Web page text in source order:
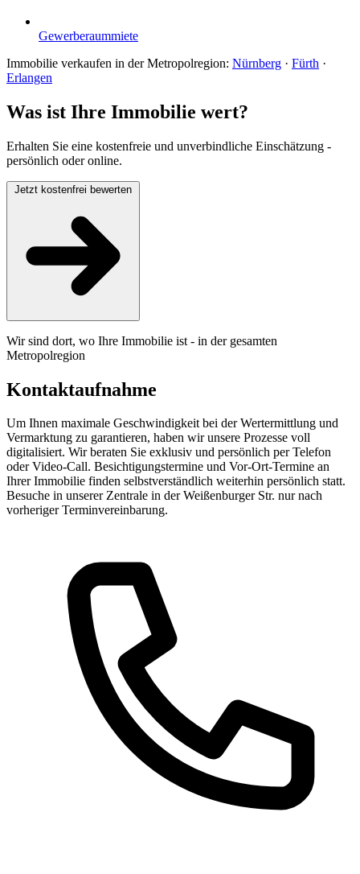
Gewerberaummiete
Immobilie verkaufen in der Metropolregion: Nürnberg · Fürth ·
Erlangen
Was ist Ihre Immobilie wert?
Erhalten Sie eine kostenfreie und unverbindliche Einschätzung -
persönlich oder online.
Wir sind dort, wo Ihre Immobilie ist - in der gesamten
Metropolregion
Kontaktaufnahme
Um Ihnen maximale Geschwindigkeit bei der Wertermittlung und
Vermarktung zu garantieren, haben wir unsere Prozesse voll
digitalisiert. Wir beraten Sie exklusiv und persönlich per Telefon
oder Video-Call. Besichtigungstermine und Vor-Ort-Termine an
Ihrer Immobilie finden selbstverständlich weiterhin persönlich statt.
Besuche in unserer Zentrale in der Weißenburger Str. nur nach
vorheriger Terminvereinbarung.